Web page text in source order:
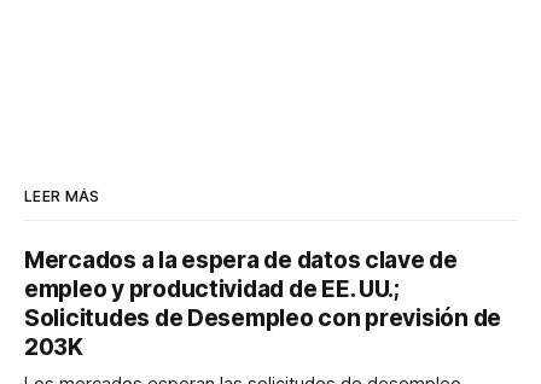
LEER MÁS
Mercados a la espera de datos clave de
empleo y productividad de EE. UU.;
Solicitudes de Desempleo con previsión de
203K